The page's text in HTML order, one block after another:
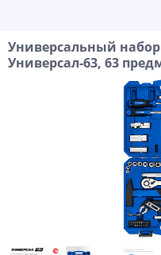
Универсальный
Универсал-63, 63